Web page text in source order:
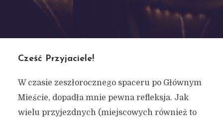
Cześć Przyjaciele!
W czasie zeszłorocznego spaceru po Głównym
Mieście, dopadła mnie pewna refleksja. Jak
wielu przyjezdnych (miejscowych również to